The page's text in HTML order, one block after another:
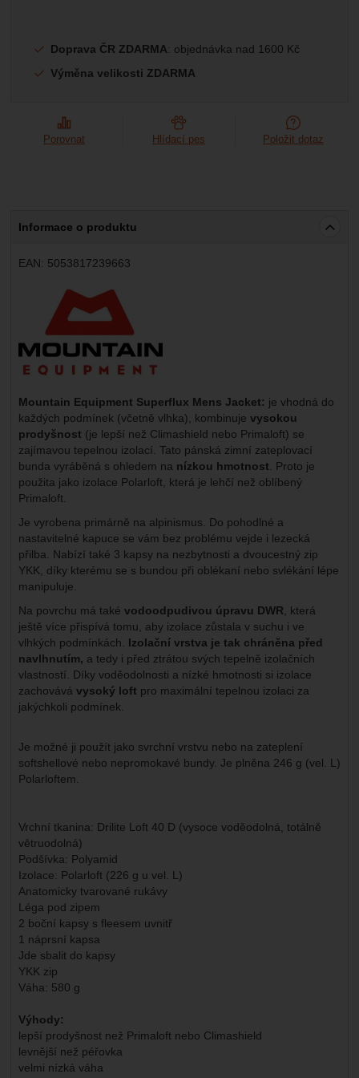
Doprava ČR ZDARMA: objednávka nad 1600 Kč
Výměna velikosti ZDARMA
Porovnat Hlídací pes Položit dotaz
Informace o produktu
EAN: 5053817239663
Výrobce:
Mountain Equipment Superflux Mens Jacket: je vhodná do
každých podmínek (včetně vlhka), kombinuje vysokou
prodyšnost (je lepší než Climashield nebo Primaloft) se
zajímavou tepelnou izolací. Tato pánská zimní zateplovací
bunda vyráběná s ohledem na nízkou hmotnost . Proto je
použita jako izolace Polarloft, která je lehčí než oblíbený
Primaloft.
Je vyrobena primárně na alpinismus. Do pohodlné a
nastavitelné kapuce se vám bez problému vejde i lezecká
přilba. Nabízí také 3 kapsy na nezbytnosti a dvoucestný zip
YKK, díky kterému se s bundou při oblékaní nebo svlékání lépe
manipuluje.
Na povrchu má také vodoodpudivou úpravu DWR , která
ještě více přispívá tomu, aby izolace zůstala v suchu i ve
vlhkých podmínkách. Izolační vrstva je tak chráněna před
navlhnutím, a tedy i před ztrátou svých tepelně izolačních
vlastností. Díky voděodolnosti a nízké hmotnosti si izolace
zachovává vysoký loft pro maximální tepelnou izolaci za
jakýchkoli podmínek.
Je možné ji použít jako svrchní vrstvu nebo na zateplení
softshellové nebo nepromokavé bundy. Je plněna 246 g (vel. L)
Polarloftem.
Vrchní tkanina: Drilite Loft 40 D (vysoce voděodolná, totálně
větruodolná)
Podšívka: Polyamid
Izolace: Polarloft (226 g u vel. L)
Anatomicky tvarované rukávy
Léga pod zipem
2 boční kapsy s fleesem uvnitř
1 náprsní kapsa
Jde sbalit do kapsy
YKK zip
Váha: 580 g
Výhody:
lepší prodyšnost než Primaloft nebo Climashield
levnější než péřovka
velmi nízká váha